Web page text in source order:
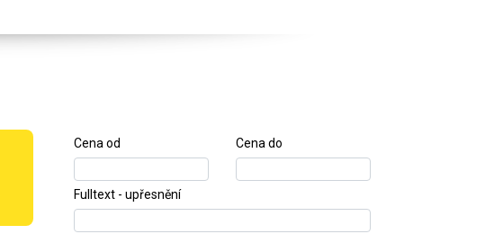
Cena od Cena do
Fulltext - upřesnění